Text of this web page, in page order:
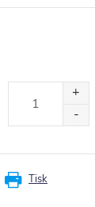
Tisk